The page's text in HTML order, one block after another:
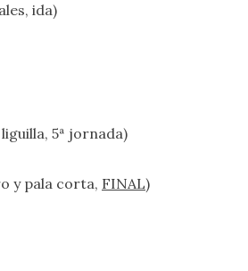
ida)
5ª jornada)
y pala corta, FINAL)